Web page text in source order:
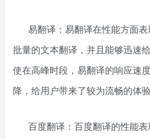
易翻译：易翻译在性能方面
批量的文本翻译，并且能够迅速
使在高峰时段，易翻译的响应速
降，给用户带来了较为流畅的体验
百度翻译：百度翻译的性能表